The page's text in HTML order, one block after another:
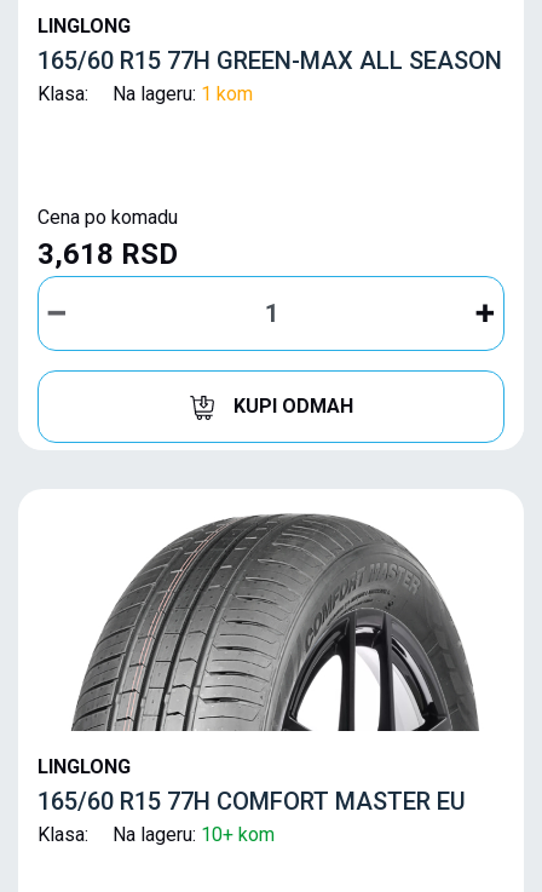
LINGLONG
165/60 R15 77H GREEN-MAX ALL SEASON
Klasa: Na lageru: 1 kom
Cena po komadu
3,618 RSD
KUPI ODMAH
LINGLONG
165/60 R15 77H COMFORT MASTER EU
Klasa: Na lageru: 10+ kom